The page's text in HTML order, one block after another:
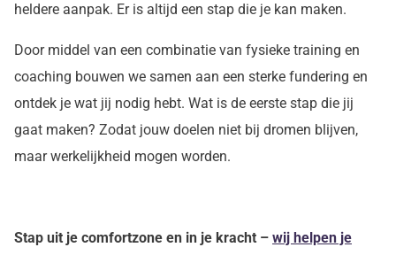
heldere aanpak. Er is altijd een stap die je kan maken.
Door middel van een combinatie van fysieke training en
coaching bouwen we samen aan een sterke fundering en
ontdek je wat jij nodig hebt. Wat is de eerste stap die jij
gaat maken? Zodat jouw doelen niet bij dromen blijven,
maar werkelijkheid mogen worden.
Stap uit je comfortzone en in je kracht – wij helpen je